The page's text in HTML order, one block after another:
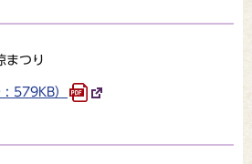
まつり
579KB）